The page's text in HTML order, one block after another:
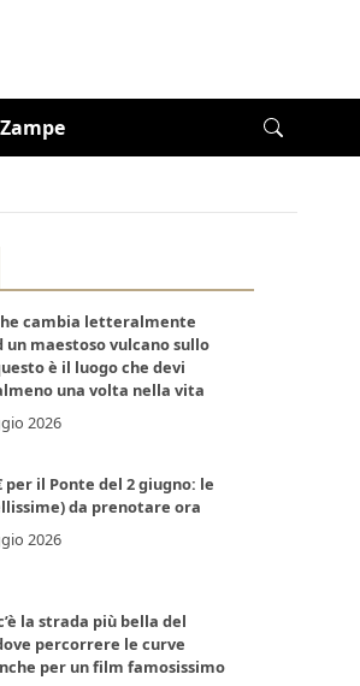
cambia letteralmente
un maestoso vulcano sullo
è il luogo che devi
una volta nella vita
2026
per il Ponte del 2 giugno: le
da prenotare ora
2026
la strada più bella del
percorrere le curve
per un film famosissimo